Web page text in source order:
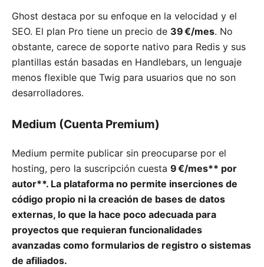
Ghost destaca por su enfoque en la velocidad y el
SEO. El plan Pro tiene un precio de 39 €/mes. No
obstante, carece de soporte nativo para Redis y sus
plantillas están basadas en Handlebars, un lenguaje
menos flexible que Twig para usuarios que no son
desarrolladores.
Medium (Cuenta Premium)
Medium permite publicar sin preocuparse por el
hosting, pero la suscripción cuesta 9 €/mes** por
autor**. La plataforma no permite inserciones de
código propio ni la creación de bases de datos
externas, lo que la hace poco adecuada para
proyectos que requieran funcionalidades
avanzadas como formularios de registro o sistemas
de afiliados.